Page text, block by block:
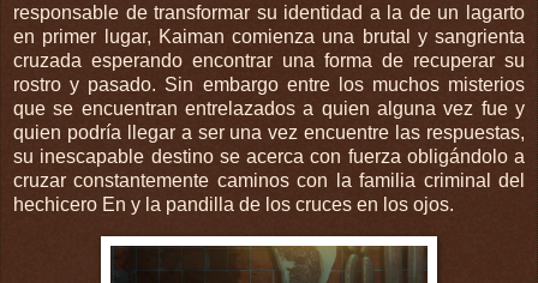
responsable de transformar su identidad a la de un lagarto
en primer lugar, Kaiman comienza una brutal y sangrienta
cruzada esperando encontrar una forma de recuperar su
rostro y pasado. Sin embargo entre los muchos misterios
que se encuentran entrelazados a quien alguna vez fue y
quien podría llegar a ser una vez encuentre las respuestas,
su inescapable destino se acerca con fuerza obligándolo a
cruzar constantemente caminos con la familia criminal del
hechicero En y la pandilla de los cruces en los ojos.